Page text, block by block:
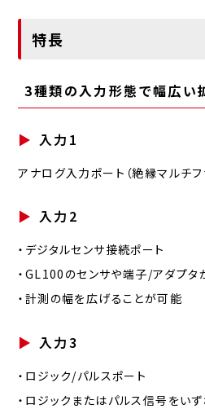
特長
3種類の入力形態で幅広い
入力1
アナログ入力ポート（絶縁マルチフ
入力2
・デジタルセンサ接続ポート
・GL100のセンサや端子/アダプタ
・計測の幅を広げることが可能
入力3
・ロジック/パルスポート
・ロジックまたはパルス信号をい